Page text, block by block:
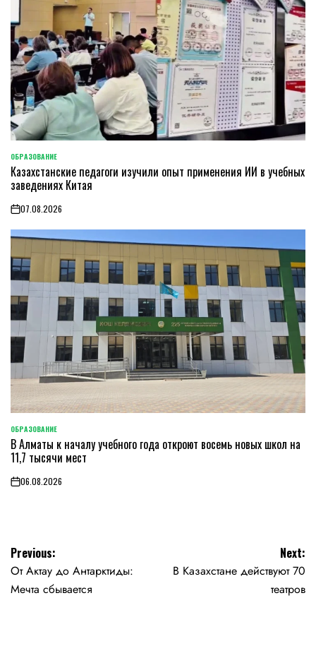
POSTED
IN
ОБРАЗОВАНИЕ
Казахстанские педагоги изучили опыт применения ИИ в учебных
заведениях Китая
on07.08.2026
POSTED
IN
ОБРАЗОВАНИЕ
В Алматы к началу учебного года откроют восемь новых школ на
11,7 тысячи мест
on06.08.2026
Навигация
по
Previous:
От Актау до Антарктиды:
Мечта сбывается
Next:
В Казахстане действуют 70
театров